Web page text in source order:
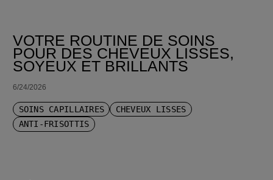
VOTRE ROUTINE DE SOINS
POUR DES CHEVEUX LISSES,
SOYEUX ET BRILLANTS
6/24/2026
SOINS CAPILLAIRES
CHEVEUX LISSES
ANTI-FRISOTTIS